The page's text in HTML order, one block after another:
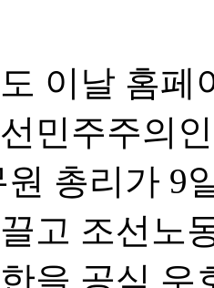
이날 홈
민주주의
총리가 9
고 조선노
을 공식 우